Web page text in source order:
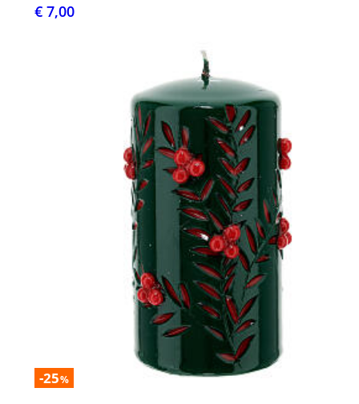
€ 7,00
-25%